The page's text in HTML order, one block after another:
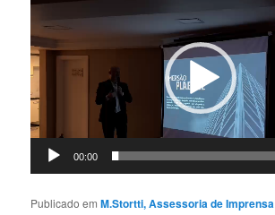
de
vídeo
00:00
Publicado em M.Stortti, Assessoria de Imprensa